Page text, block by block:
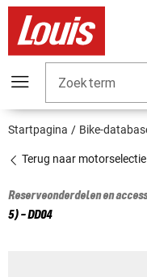
Zoekterm
Startpagina Bike-
Terug naar motorselectie
Reserveonderdelen en
5) - DD04